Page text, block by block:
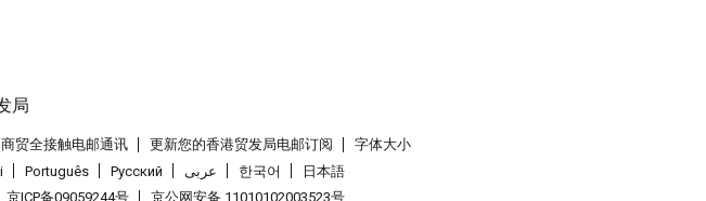
贸全接触电邮通讯 更新您的香港贸发局电邮订阅
字体大小
Português Pусский عربى 한국어
日本語
京ICP备09059244号 京公网安备 11010102003523号